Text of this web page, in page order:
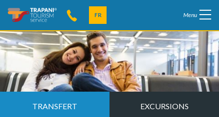
FR Menu
TRANSFERT EXCURSIONS